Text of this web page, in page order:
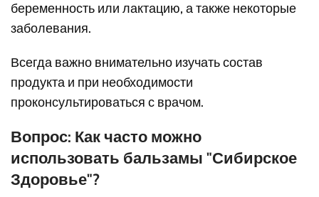
беременность или лактацию, а также некоторые
заболевания.
Всегда важно внимательно изучать состав
продукта и при необходимости
проконсультироваться с врачом.
Вопрос: Как часто можно
использовать бальзамы "Сибирское
Здоровье"?